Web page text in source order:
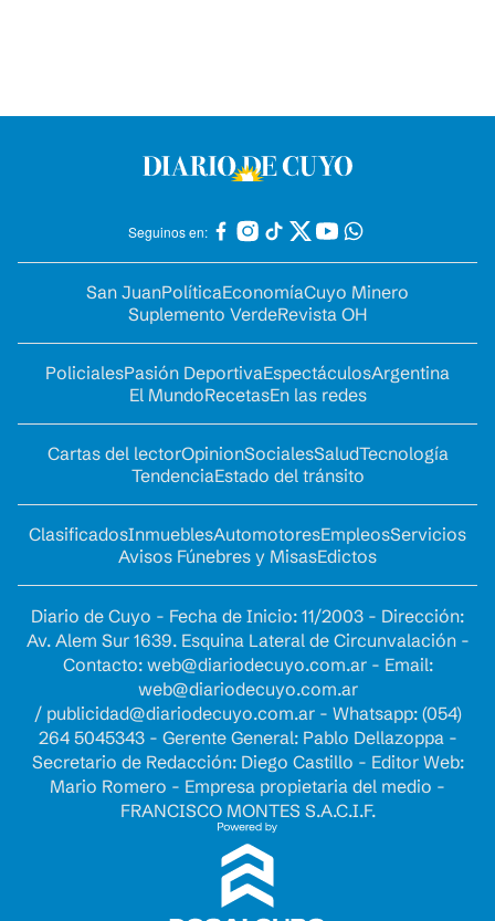
Seguinos en:
San JuanPolíticaEconomíaCuyo Minero
Suplemento VerdeRevista OH
PolicialesPasión DeportivaEspectáculosArgentina
El MundoRecetasEn las redes
Cartas del lectorOpinionSocialesSaludTecnología
TendenciaEstado del tránsito
ClasificadosInmueblesAutomotoresEmpleosServicios
Avisos Fúnebres y MisasEdictos
Diario de Cuyo - Fecha de Inicio: 11/2003 - Dirección:
Av. Alem Sur 1639. Esquina Lateral de Circunvalación -
Contacto: web@diariodecuyo.com.ar- Email:
web@diariodecuyo.com.ar
/ publicidad@diariodecuyo.com.ar- Whatsapp: (054)
264 5045343 - Gerente General: Pablo Dellazoppa -
Secretario de Redacción: Diego Castillo - Editor Web:
Mario Romero - Empresa propietaria del medio -
FRANCISCO MONTES S.A.C.I.F.